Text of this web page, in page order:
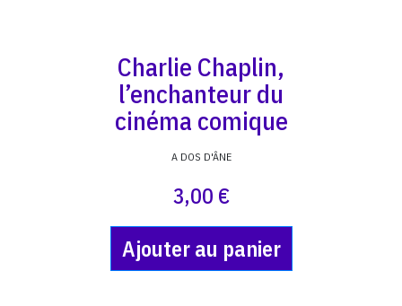
Charlie Chaplin,
l’enchanteur du
cinéma comique
A DOS D'ÂNE
3,00 €
Ajouter au panier